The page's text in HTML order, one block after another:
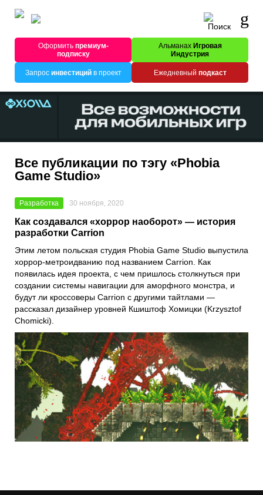
Оформитьпремиум-
подписку
Альманах Игровая
Индустрия
Запрос инвестицийв проект Ежедневный подкаст
Все публикации по тэгу «Phobia
Game Studio»
Разработка 30 ноября, 2020
Как создавался «хоррор наоборот» — история
разработки Carrion
Этим летом польская студия Phobia Game Studio выпустила
хоррор-метроидванию под названием Carrion . Как
появилась идея проекта, с чем пришлось столкнуться при
создании системы навигации для аморфного монстра, и
будут ли кроссоверы Carrion с другими тайтлами —
рассказал дизайнер уровней Кшиштоф Хомицки (Krzysztof
Chomicki).